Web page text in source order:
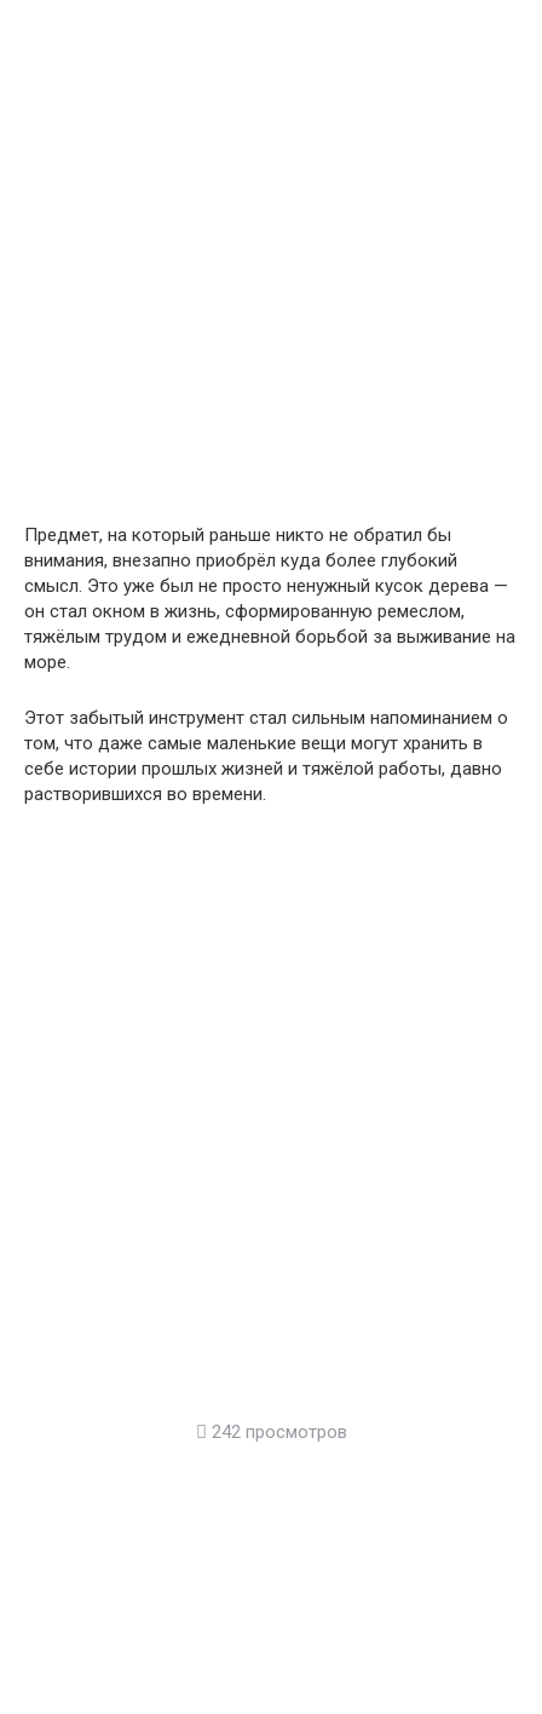
Предмет, на который раньше никто не обратил бы
внимания, внезапно приобрёл куда более глубокий
смысл. Это уже был не просто ненужный кусок дерева —
он стал окном в жизнь, сформированную ремеслом,
тяжёлым трудом и ежедневной борьбой за выживание на
море.
Этот забытый инструмент стал сильным напоминанием о
том, что даже самые маленькие вещи могут хранить в
себе истории прошлых жизней и тяжёлой работы, давно
растворившихся во времени.
242 просмотров